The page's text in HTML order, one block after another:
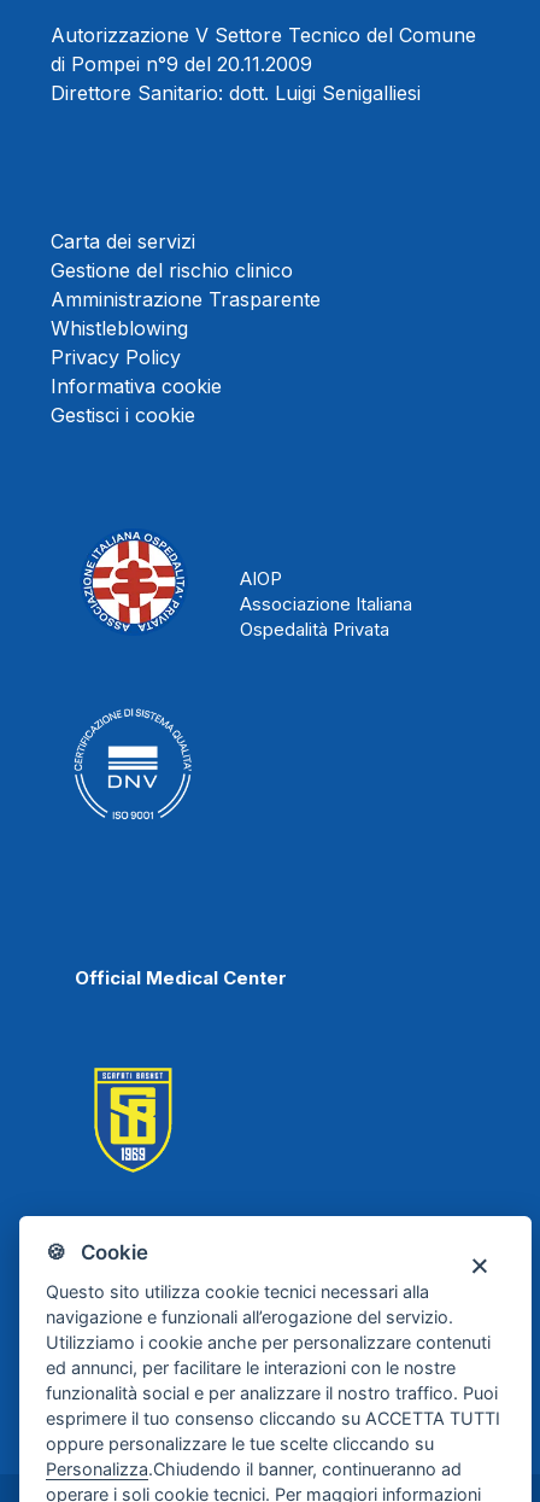
🍪 Cookie
Questo sito utilizza cookie tecnici necessari alla
navigazione e funzionali all’erogazione del servizio.
Utilizziamo i cookie anche per personalizzare contenuti
ed annunci, per facilitare le interazioni con le nostre
funzionalità social e per analizzare il nostro traffico. Puoi
esprimere il tuo consenso cliccando su ACCETTA TUTTI
oppure personalizzare le tue scelte cliccando su
Personalizza.Chiudendo il banner, continueranno ad
operare i soli cookie tecnici. Per maggiori informazioni
Autorizzazione V Settore Tecnico del Comune
di Pompei n°9 del 20.11.2009
Direttore Sanitario: dott. Luigi Senigalliesi
Carta dei servizi
Gestione del rischio clinico
Amministrazione Trasparente
Whistleblowing
Privacy Policy
Informativa cookie
Gestisci i cookie
AIOP
Associazione Italiana
Ospedalità Privata
Official Medical Center